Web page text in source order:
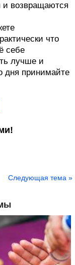
и возвращаются
что
себе
лучше и
дня принимайте
Следующая тема »